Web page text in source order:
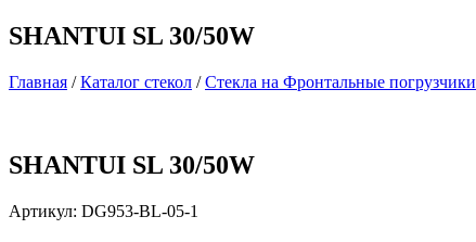
SHANTUI SL 30/50W
Главная /Каталог стекол /Стекла на Фронтальные погрузчики
SHANTUI SL 30/50W
Артикул: DG953-BL-05-1